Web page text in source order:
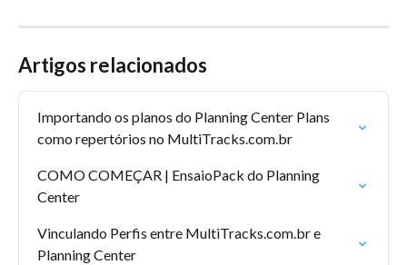
Artigos relacionados
Importando os planos do Planning Center Plans
como repertórios no MultiTracks.com.br
COMO COMEÇAR | EnsaioPack do Planning
Center
Vinculando Perfis entre MultiTracks.com.br e
Planning Center